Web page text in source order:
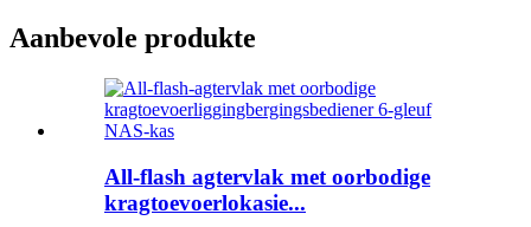
Aanbevole produkte
All-flash agtervlak met oorbodige
kragtoevoerlokasie...